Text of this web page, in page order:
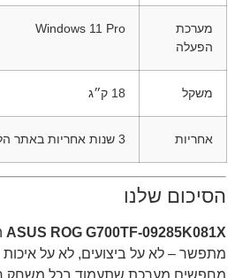
מערכת
הפעלה
Windows 11 Pro
משקל 18 ק״ג
אחריות 3 שנות אחריות באתר הלקוח
הסיכום שלנו
ASUS ROG G700TF-09285K081X
מתפשר – לא על ביצועים, לא על
מחפשים מערכת שתעמוד בכל משחק